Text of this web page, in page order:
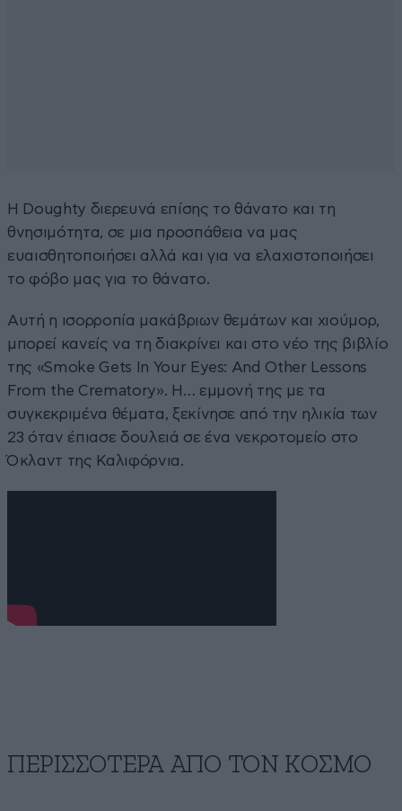
Η Doughty διερευνά επίσης το θάνατο και τη
θνησιμότητα, σε μια προσπάθεια να μας
ευαισθητοποιήσει αλλά και για να ελαχιστοποιήσει
το φόβο μας για το θάνατο.
Αυτή η ισορροπία μακάβριων θεμάτων και χιούμορ,
μπορεί κανείς να τη διακρίνει και στο νέο της βιβλίο
της «Smoke Gets In Your Eyes: And Other Lessons
From the Crematory». Η… εμμονή της με τα
συγκεκριμένα θέματα, ξεκίνησε από την ηλικία των
23 όταν έπιασε δουλειά σε ένα νεκροτομείο στο
Όκλαντ της Καλιφόρνια.
ΠΕΡΙΣΣΟΤΕΡΑ ΑΠΟ ΤΟΝ ΚΟΣΜΟ